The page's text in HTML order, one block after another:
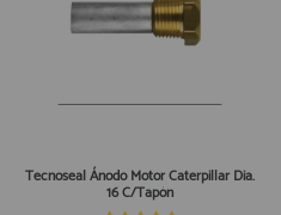
Tecnoseal Ánodo Motor Caterpillar Dia.
16 C/Tapón